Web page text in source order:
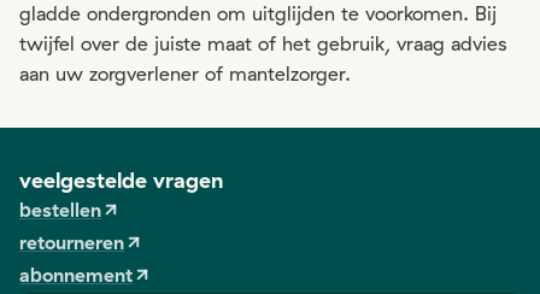
gladde ondergronden om uitglijden te voorkomen. Bij
twijfel over de juiste maat of het gebruik, vraag advies
aan uw zorgverlener of mantelzorger.
veelgestelde vragen
bestellen
retourneren
abonnement